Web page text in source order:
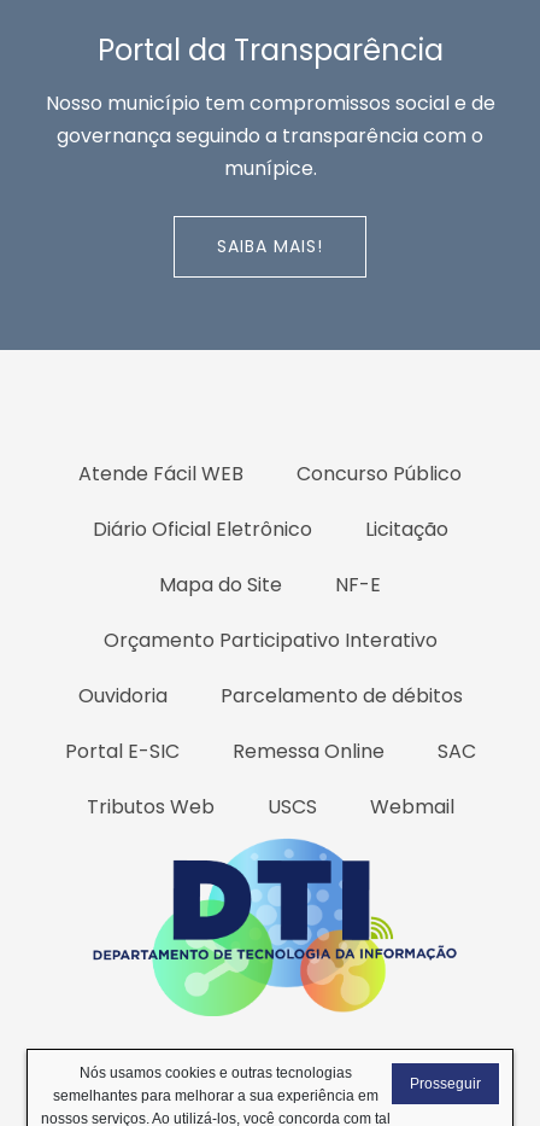
Portal da Transparência
Nosso município tem compromissos social e de
governança seguindo a transparência com o
munípice.
SAIBA MAIS!
Atende Fácil WEB
Concurso Público
Diário Oficial Eletrônico
Licitação
Mapa do Site
NF-E
Orçamento Participativo Interativo
Ouvidoria
Parcelamento de débitos
Portal E-SIC
Remessa Online
SAC
Tributos Web
USCS Webmail
Todos os Direitos Reservados
2026 © Desenvolvido por DTI -
Departamento de Tecnologia da Informação.
Nós usamos cookies e outras tecnologias
semelhantes para melhorar a sua experiência em
nossos serviços. Ao utilizá-los, você concorda com tal
Prosseguir